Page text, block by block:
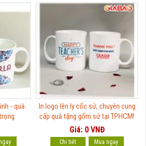
- quà
In logo lên ly cốc sứ, chuyên cung
cấp quà tặng gốm sứ tại TPHCM!
Giá: 0 VNĐ
Chi tiết